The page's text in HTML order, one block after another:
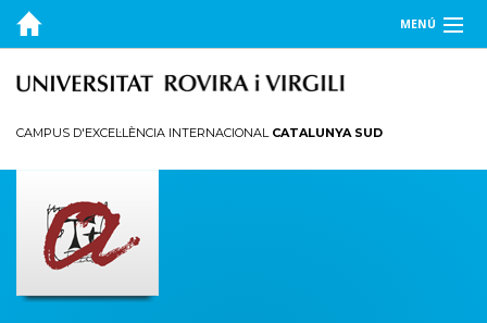
MENÚ
EL DEPARTAMENT
RECERCA
PUBLICACIONS
TRANSFERÈNCIA
CAMPUS D'EXCEL·LÈNCIA INTERNACIONAL CATALUNYA SUD